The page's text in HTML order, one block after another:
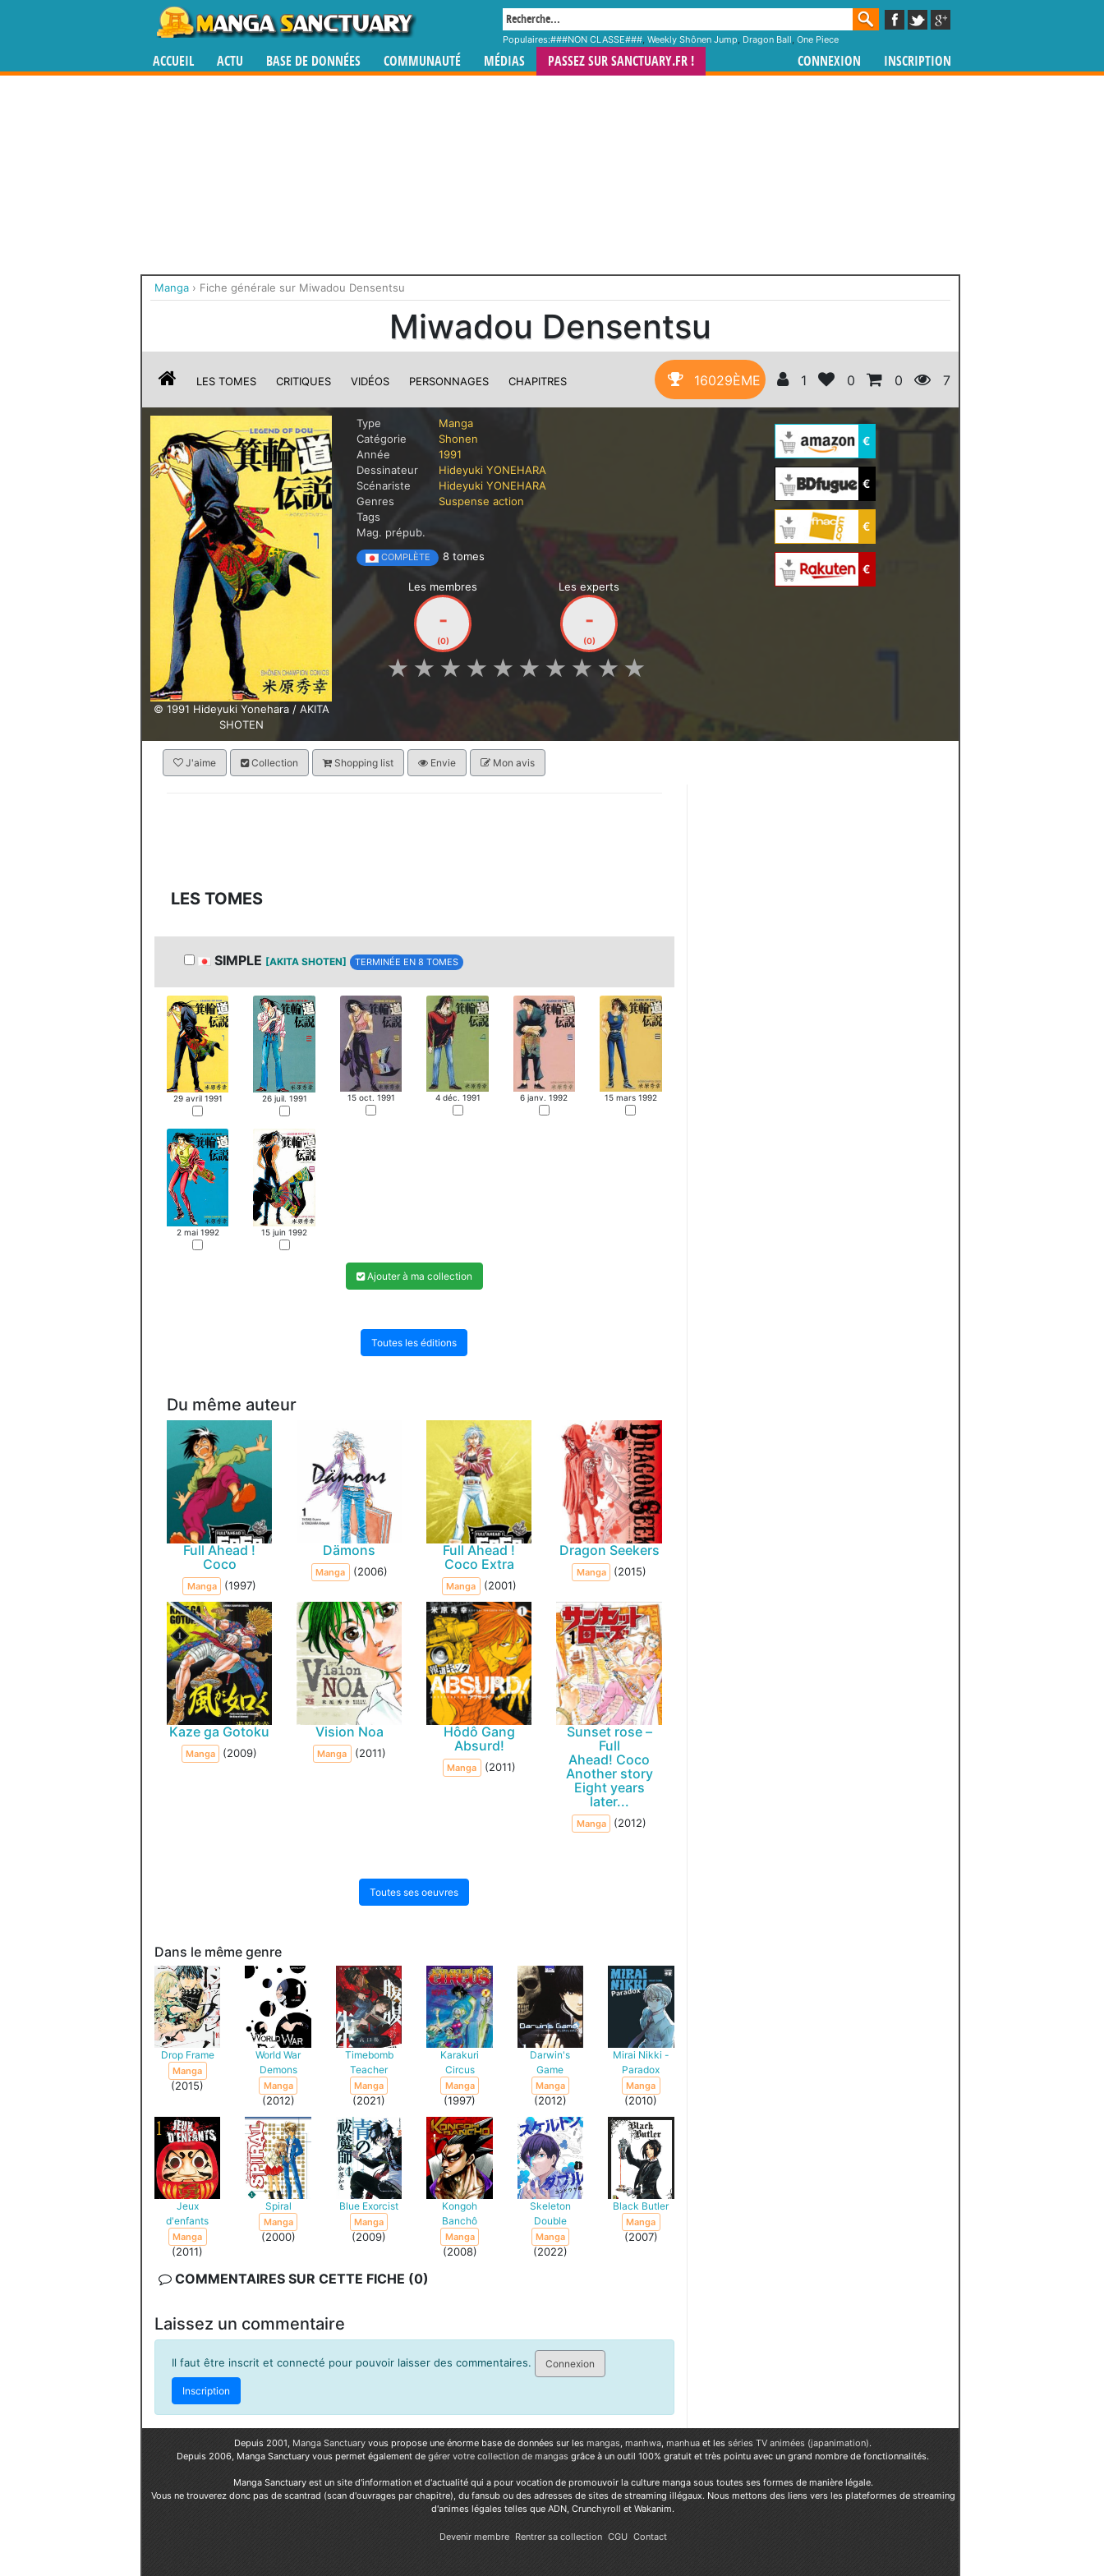
Populaires:###NON CLASSE###, Weekly Shônen Jump, Dragon Ball, One Piece
ACCUEIL ACTU BASE DE DONNÉES COMMUNAUTÉ MÉDIAS PASSEZ SUR SANCTUARY.FR ! CONNEXION INSCRIPTION
Manga › Fiche générale sur Miwadou Densentsu
Miwadou Densentsu
LES TOMES CRITIQUES VIDÉOS PERSONNAGES CHAPITRES 16029ÈME 1 0 0 7
© 1991 Hideyuki Yonehara / AKITA
SHOTEN
Type
Manga
Catégorie
Shonen
Année
1991
Dessinateur
Hideyuki YONEHARA
Scénariste
Hideyuki YONEHARA
Genres
Suspense action
Tags
Mag. prépub.
COMPLÈTE 8 tomes
Les membres
-
(0)
Les experts
-
(0)
★
★
★
★
★
★
★
★
★
★
€
€
€
€
J'aime Collection Shopping list Envie Mon avis
LES TOMES
SIMPLE [AKITA SHOTEN] TERMINÉE EN 8 TOMES
29 avril 1991 26 juil. 1991 15 oct. 1991 4 déc. 1991 6 janv. 1992 15 mars 1992
2 mai 1992 15 juin 1992
Ajouter à ma collection
Toutes les éditions
Du même auteur
Full Ahead !
Coco
Manga (1997)
Dämons
Manga (2006)
Full Ahead !
Coco Extra
Manga (2001)
Dragon Seekers
Manga (2015)
Kaze ga Gotoku
Manga (2009)
Vision Noa
Manga (2011)
Hôdô Gang
Absurd!
Manga (2011)
Sunset rose –
Full
Ahead! Coco
Another story
Eight years
later...
Manga (2012)
Toutes ses oeuvres
Dans le même genre
Drop Frame
Manga
(2015)
World War
Demons
Manga
(2012)
Timebomb
Teacher
Manga
(2021)
Karakuri
Circus
Manga
(1997)
Darwin's
Game
Manga
(2012)
Mirai Nikki -
Paradox
Manga
(2010)
Jeux
d'enfants
Manga
(2011)
Spiral
Manga
(2000)
Blue Exorcist
Manga
(2009)
Kongoh
Banchô
Manga
(2008)
Skeleton
Double
Manga
(2022)
Black Butler
Manga
(2007)
COMMENTAIRES SUR CETTE FICHE (0)
Laissez un commentaire
Il faut être inscrit et connecté pour pouvoir laisser des commentaires. Connexion
Inscription
Depuis 2001, Manga Sanctuary vous propose une énorme base de données sur les mangas, manhwa, manhua et les séries TV animées (japanimation).
Depuis 2006, Manga Sanctuary vous permet également de gérer votre collection de mangas grâce à un outil 100% gratuit et très pointu avec un grand nombre de fonctionnalités.
Manga Sanctuary est un site d'information et d'actualité qui a pour vocation de promouvoir la culture manga sous toutes ses formes de manière légale.
Vous ne trouverez donc pas de scantrad (scan d'ouvrages par chapitre), du fansub ou des adresses de sites de streaming illégaux. Nous mettons des liens vers les plateformes de streaming
d'animes légales telles que ADN, Crunchyroll et Wakanim.
Devenir membre Rentrer sa collection CGU Contact